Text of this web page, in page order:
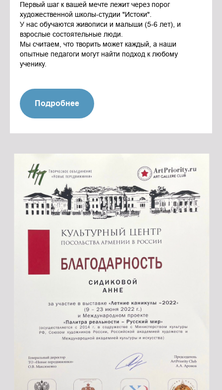
Первый шаг к вашей мечте лежит через порог
художественной школы-студии "Истоки".
У нас обучаются живописи и малыши (5-6 лет), и
взрослые состоятельные люди.
Мы считаем, что творить может каждый, а наши
опытные педагоги могут найти подход к любому
ученику.
Подробнее